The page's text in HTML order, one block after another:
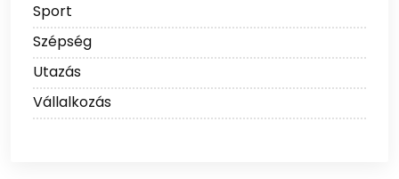
Sport
Szépség
Utazás
Vállalkozás